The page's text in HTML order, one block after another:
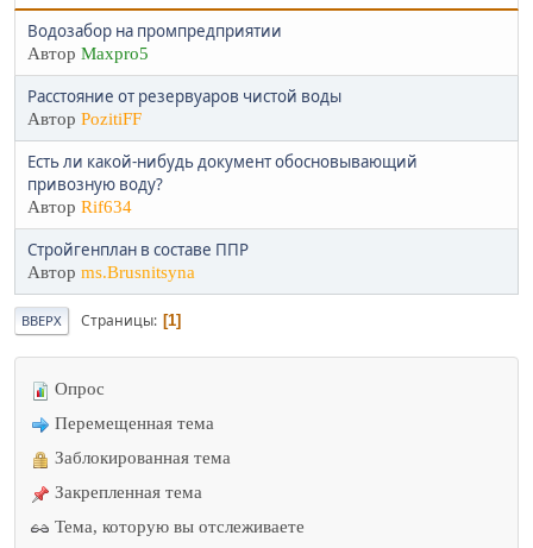
Водозабор на промпредприятии
Автор Maxpro5
Расстояние от резервуаров чистой воды
Автор PozitiFF
Есть ли какой-нибудь документ обосновывающий
привозную воду?
Автор Rif634
Стройгенплан в составе ППР
Автор ms.Brusnitsyna
ВВЕРХ Страницы 1
Опрос
Перемещенная тема
Заблокированная тема
Закрепленная тема
Тема, которую вы отслеживаете